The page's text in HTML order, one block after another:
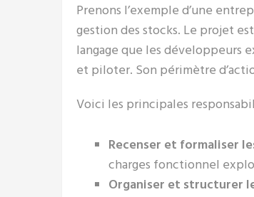
Prenons l’exemple d’une
gestion des stocks. Le projet
langage que les développeurs
et piloter. Son périmètre
Voici les principales
Recenser et formaliser
charges fonctionnel
Organiser et structurer